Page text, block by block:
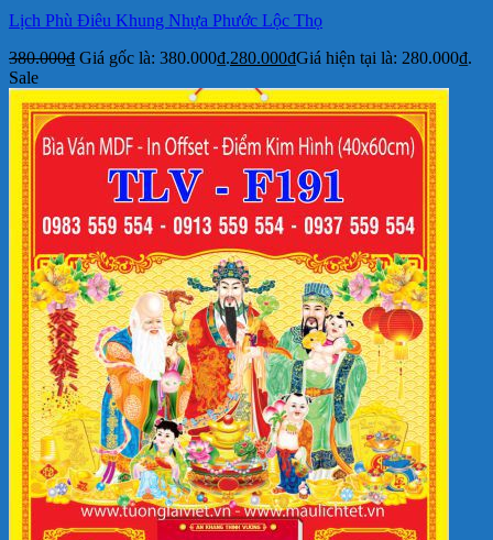
Lịch Phù Điêu Khung Nhựa Phước Lộc Thọ
380.000₫ Giá gốc là: 380.000₫.280.000₫Giá hiện tại là: 280.000₫.
Sale